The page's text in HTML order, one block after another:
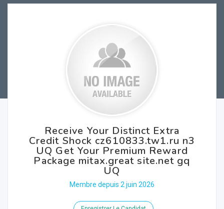
Receive Your Distinct Extra
Credit Shock cz610833.tw1.ru n3
UQ Get Your Premium Reward
Package mitax.great site.net gq
UQ
Membre depuis 2 juin 2026